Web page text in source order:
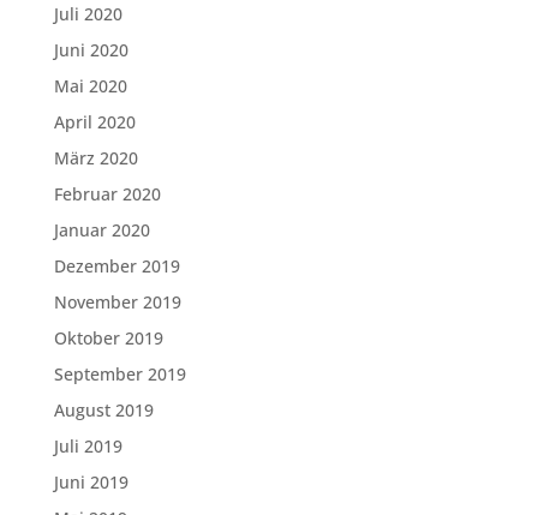
Juli 2020
Juni 2020
Mai 2020
April 2020
März 2020
Februar 2020
Januar 2020
Dezember 2019
November 2019
Oktober 2019
September 2019
August 2019
Juli 2019
Juni 2019